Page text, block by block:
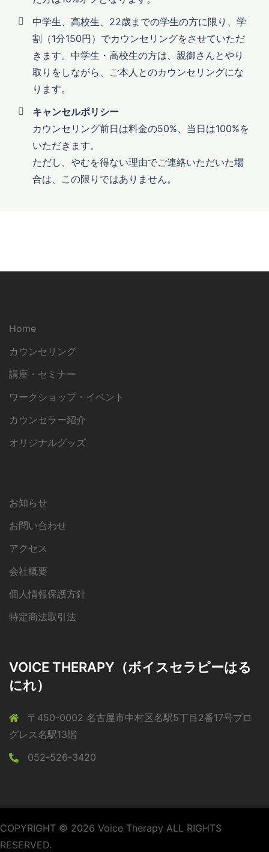
中学生、高校生、22歳までの学生の方に限り、学
割（1分150円）でカウンセリングをさせていただ
きます。中学生・高校生の方は、親御さんとやり
取りをしながら、ご本人とのカウンセリングにな
ります。
キャンセルポリシー
カウンセリング前日は料金の50%、当日は100%を
いただきます。
ただし、やむを得ない理由でご連絡いただいた場
合は、この限りではありません。
Home
カウンセリング
講座・セミナー
ワークショップ・イベント
カウンセラー紹介
オリジナルグッズ
お知らせ
お問い合わせ
アクセス
会社概要
個人情報保護方針
特定商法取引法
VOICE THERAPY（ボイスセラピーはる
にれ）
〒450-0002 名古屋市中村区名駅5丁目2番17号プロ
グレス名駅13階
052-526-3420
COPYRIGHT © 2026 Voice Therapy ALL RIGHTS
RESERVED.